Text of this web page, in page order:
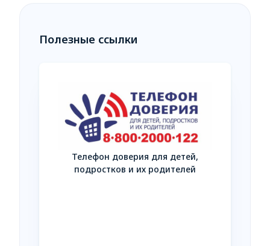
Полезные ссылки
Телефон доверия для детей,
подростков и их родителей